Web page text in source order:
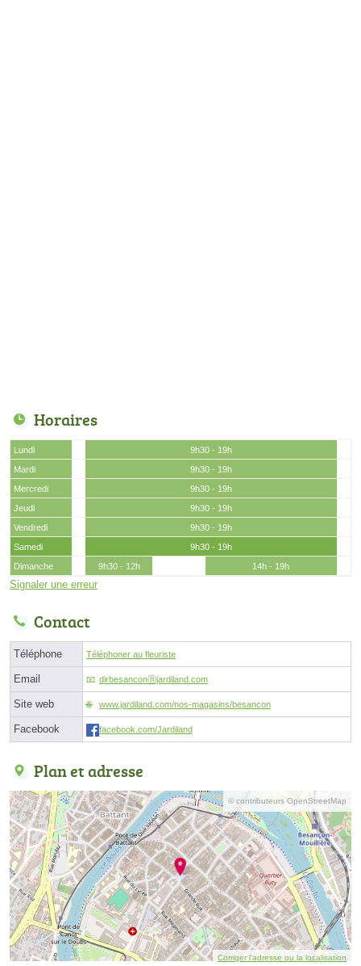
Horaires
Lundi
9h30 - 19h
Mardi
9h30 - 19h
Mercredi
9h30 - 19h
Jeudi
9h30 - 19h
Vendredi
9h30 - 19h
Samedi
9h30 - 19h
Dimanche
9h30 - 12h 14h - 19h
Signaler une erreur
Contact
Téléphone Téléphoner au fleuriste
Email dirbesanconⓐjardiland.com
Site web www.jardiland.com/nos-magasins/besancon
Facebook facebook.com/Jardiland
Plan et adresse
© contributeurs OpenStreetMap
Corriger l’adresse ou la localisation